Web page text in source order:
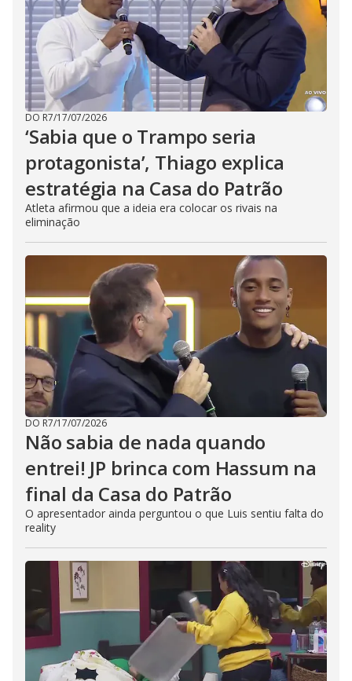
DO R7/17/07/2026
‘Sabia que o Trampo seria
protagonista’, Thiago explica
estratégia na Casa do Patrão
Atleta afirmou que a ideia era colocar os rivais na
eliminação
DO R7/17/07/2026
Não sabia de nada quando
entrei! JP brinca com Hassum na
final da Casa do Patrão
O apresentador ainda perguntou o que Luis sentiu falta do
reality